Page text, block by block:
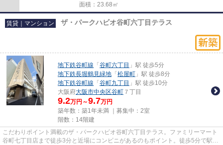
面積：23.68㎡
賃貸｜マンション ザ・パークハビオ谷町六丁目テラス
地下鉄谷町線 「 谷町六丁目 」駅 徒歩5分
地下鉄長堀鶴見緑地 「 松屋町 」駅 徒歩8分
地下鉄谷町線 「 谷町九丁目 」駅 徒歩10分
大阪府大阪市中央区谷町 ７丁目
9.2万円～9.7万円
築年数：築1年未満 ｜募集中： 2室
階数：14階建
こだわりポイント満載のザ・パークハビオ谷町六丁目テラス。ファミリーマート
谷町七丁目店まで徒歩3分と近場にコンビニがあるのもポイント。徒歩5分で駅に